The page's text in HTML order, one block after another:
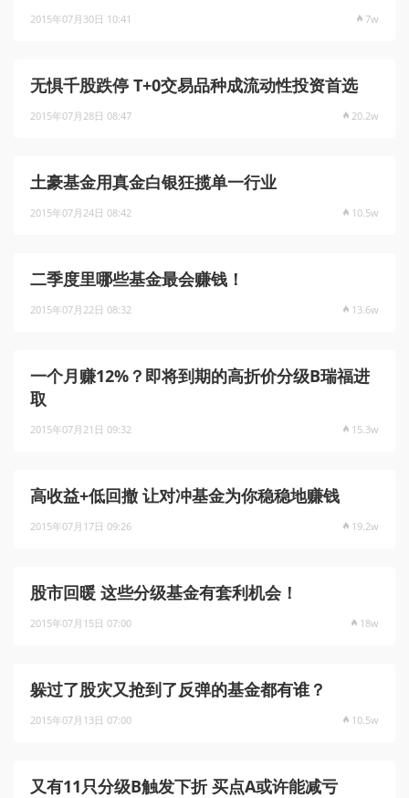
2015年07月30日 10:41 7w
无惧千股跌停 T+0交易品种成流动性投资首选
2015年07月28日 08:47 20.2w
土豪基金用真金白银狂揽单一行业
2015年07月24日 08:42 10.5w
二季度里哪些基金最会赚钱！
2015年07月22日 08:32 13.6w
一个月赚12%？即将到期的高折价分级B瑞福进
取
2015年07月21日 09:32 15.3w
高收益+低回撤 让对冲基金为你稳稳地赚钱
2015年07月17日 09:26 19.2w
股市回暖 这些分级基金有套利机会！
2015年07月15日 07:00 18w
躲过了股灾又抢到了反弹的基金都有谁？
2015年07月13日 07:00 10.5w
又有11只分级B触发下折 买点A或许能减亏